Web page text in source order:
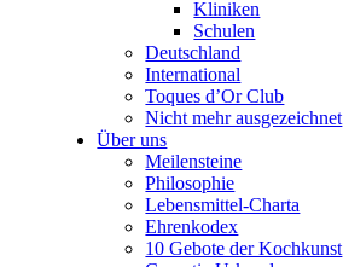
Kliniken
Schulen
Deutschland
International
Toques d’Or Club
Nicht mehr ausgezeichnet
Über uns
Meilensteine
Philosophie
Lebensmittel-Charta
Ehrenkodex
10 Gebote der Kochkunst